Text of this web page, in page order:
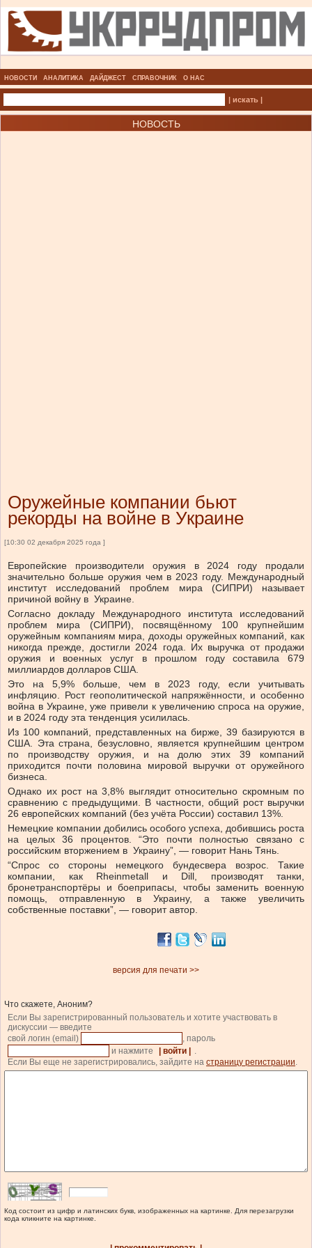
НОВОСТИ АНАЛИТИКА ДАЙДЖЕСТ СПРАВОЧНИК О НАС
| искать |
НОВОСТЬ
Оружейные компании бьют
рекорды на войне в Украине
[10:30 02 декабря 2025 года ]
Европейские производители оружия в 2024 году продали
значительно больше оружия чем в 2023 году. Международный
институт исследований проблем мира (СИПРИ) называет
причиной войну в Украине.
Согласно докладу Международного института исследований
проблем мира (СИПРИ), посвящённому 100 крупнейшим
оружейным компаниям мира, доходы оружейных компаний, как
никогда прежде, достигли 2024 года. Их выручка от продажи
оружия и военных услуг в прошлом году составила 679
миллиардов долларов США.
Это на 5,9% больше, чем в 2023 году, если учитывать
инфляцию. Рост геополитической напряжённости, и особенно
война в Украине, уже привели к увеличению спроса на оружие,
и в 2024 году эта тенденция усилилась.
Из 100 компаний, представленных на бирже, 39 базируются в
США. Эта страна, безусловно, является крупнейшим центром
по производству оружия, и на долю этих 39 компаний
приходится почти половина мировой выручки от оружейного
бизнеса.
Однако их рост на 3,8% выглядит относительно скромным по
сравнению с предыдущими. В частности, общий рост выручки
26 европейских компаний (без учёта России) составил 13%.
Немецкие компании добились особого успеха, добившись роста
на целых 36 процентов. “Это почти полностью связано с
российским вторжением в Украину”, — говорит Нань Тянь.
“Спрос со стороны немецкого бундесвера возрос. Такие
компании, как Rheinmetall и Dill, производят танки,
бронетранспортёры и боеприпасы, чтобы заменить военную
помощь, отправленную в Украину, а также увеличить
собственные поставки”, — говорит автор.
версия для печати >>
Что скажете, Аноним?
Если Вы зарегистрированный пользователь и хотите участвовать в
дискуссии — введите
свой логин (email)
, пароль
и нажмите
| войти |
.
Если Вы еще не зарегистрировались, зайдите на страницу регистрации.
Код состоит из цифр и латинских букв, изображенных на картинке. Для перезагрузки
кода кликните на картинке.